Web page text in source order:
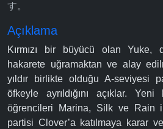
す。
Açıklama
Kırmızı bir büyücü olan Yuke,
hakarete uğramaktan ve alay
yıldır birlikte olduğu A-seviyesi
öfkeyle ayrıldığını açıklar.
öğrencileri Marina, Silk ve Rain
partisi Clover’a katılmaya karar